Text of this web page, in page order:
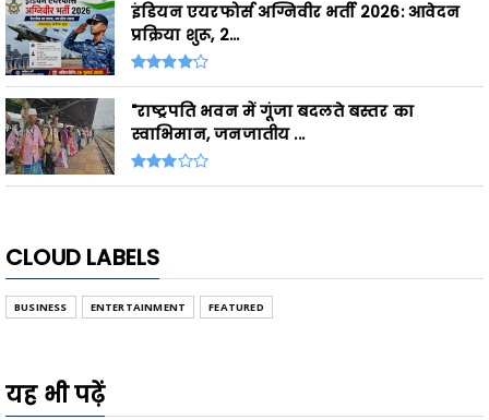
इंडियन एयरफोर्स अग्निवीर भर्ती 2026: आवेदन
प्रक्रिया शुरू, 2...
"राष्ट्रपति भवन में गूंजा बदलते बस्तर का
स्वाभिमान, जनजातीय ...
CLOUD LABELS
BUSINESS ENTERTAINMENT FEATURED
यह भी पढ़ें